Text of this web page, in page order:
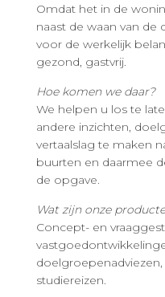
Omdat het in de
naast de waan van de
voor de werkelijk
gezond, gastvrij.
Hoe komen we daar?
We helpen u los te
andere inzichten,
vertaalslag te maken
buurten en daarmee
de opgave.
Wat zijn onze
Concept- en
studiereizen.